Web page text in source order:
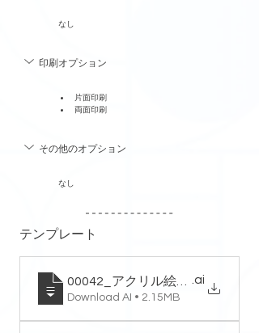
なし
印刷オプション
片面印刷
両面印刷
その他のオプション
なし
テンプレート
00042_アクリル絵馬_テンプレー
.ai
Download AI • 2.15MB